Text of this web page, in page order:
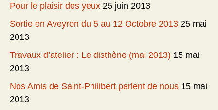
Pour le plaisir des yeux 25 juin 2013
Sortie en Aveyron du 5 au 12 Octobre 2013 25 mai
2013
Travaux d’atelier : Le disthène (mai 2013) 15 mai
2013
Nos Amis de Saint-Philibert parlent de nous 15 mai
2013